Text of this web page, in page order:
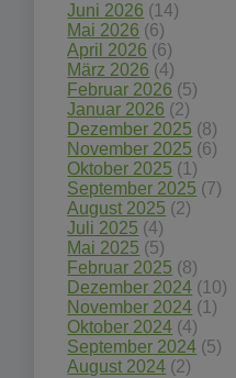
Juni 2026 (14)
Mai 2026 (6)
April 2026 (6)
März 2026 (4)
Februar 2026 (5)
Januar 2026 (2)
Dezember 2025 (8)
November 2025 (6)
Oktober 2025 (1)
September 2025 (7)
August 2025 (2)
Juli 2025 (4)
Mai 2025 (5)
Februar 2025 (8)
Dezember 2024 (10)
November 2024 (1)
Oktober 2024 (4)
September 2024 (5)
August 2024 (2)